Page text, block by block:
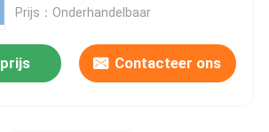
Prijs：Onderhandelbaar
Contacteer ons